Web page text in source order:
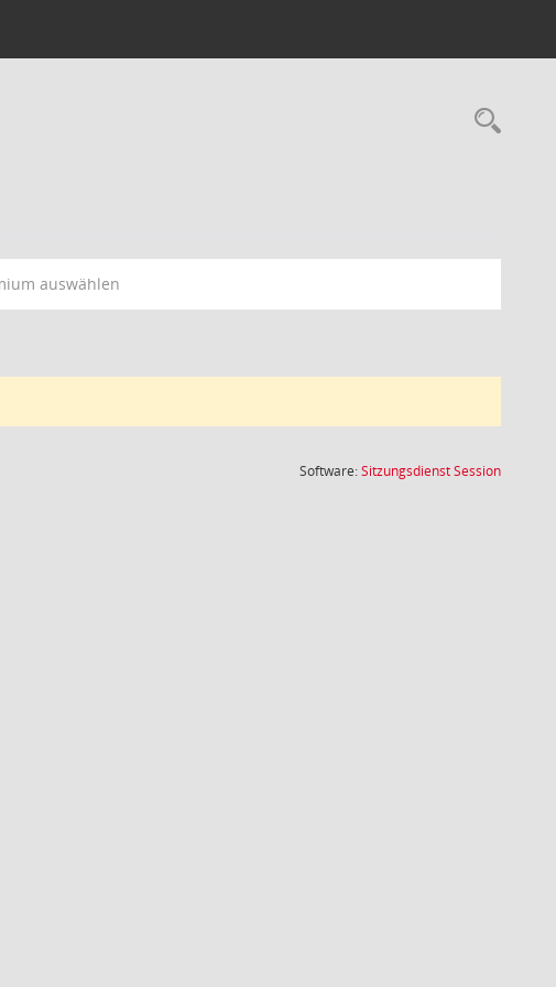
auswählen
Software:SitzungsdienstSession(Wird in